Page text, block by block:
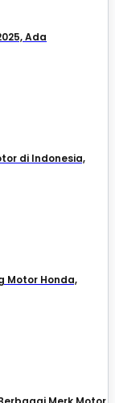
Ada
di Indonesia,
Motor Honda,